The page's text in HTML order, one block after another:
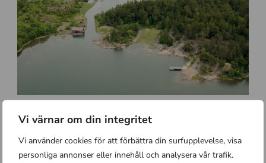
Vi värnar om din integritet
Vi använder cookies för att förbättra din surfupplevelse, visa
personliga annonser eller innehåll och analysera vår trafik.
Bergslagsbild.
Fakta om Rävsten